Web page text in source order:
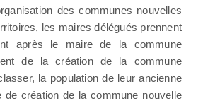
des communes nouvelles
les maires délégués prennent
après le maire de la commune
de la création de la commune
la population de leur ancienne
de création de la commune nouvelle